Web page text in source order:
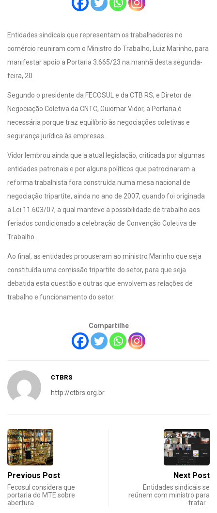
Entidades sindicais que representam os trabalhadores no
comércio reuniram com o Ministro do Trabalho, Luiz Marinho, para
manifestar apoio a Portaria 3.665/23 na manhã desta segunda-
feira, 20.
Segundo o presidente da FECOSUL e da CTB RS, e Diretor de
Negociação Coletiva da CNTC, Guiomar Vidor, a Portaria é
necessária porque traz equilíbrio às negociações coletivas e
segurança jurídica às empresas.
Vidor lembrou ainda que a atual legislação, criticada por algumas
entidades patronais e por alguns políticos que patrocinaram a
reforma trabalhista fora construída numa mesa nacional de
negociação tripartite, ainda no ano de 2007, quando foi originada
a Lei 11.603/07, a qual manteve a possibilidade de trabalho aos
feriados condicionado a celebração de Convenção Coletiva de
Trabalho.
Ao final, as entidades propuseram ao ministro Marinho que seja
constituída uma comissão tripartite do setor, para que seja
debatida esta questão e outras que envolvem as relações de
trabalho e funcionamento do setor.
Compartilhe
CTBRS
http://ctbrs.org.br
Previous Post
Fecosul considera que
portaria do MTE sobre
abertura…
Next Post
Entidades sindicais se
reúnem com ministro para
tratar…